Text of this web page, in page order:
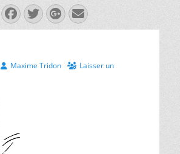
Facebook
Twitter
Googleplus
E-
mail
A Maxime Tridon
Laisser un